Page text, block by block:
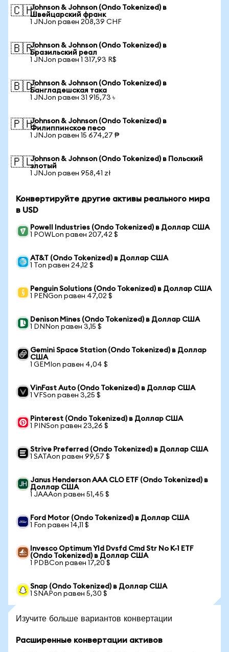
🇨🇭Johnson & Johnson (Ondo Tokenized) в
Швейцарский франк
1 JNJon равен 208,39 CHF
🇧🇷Johnson & Johnson (Ondo Tokenized) в
Бразильский реал
1 JNJon равен 1 317,93 R$
🇧🇩Johnson & Johnson (Ondo Tokenized) в
Бангладешская така
1 JNJon равен 31 915,73 ৳
🇵🇭Johnson & Johnson (Ondo Tokenized) в
Филиппинское песо
1 JNJon равен 15 674,27 ₱
🇵🇱Johnson & Johnson (Ondo Tokenized) в Польский
злотый
1 JNJon равен 958,41 zł
Конвертируйте другие активы реального мира
в USD
Powell Industries (Ondo Tokenized) в Доллар США
1 POWLon равен 207,42 $
AT&T (Ondo Tokenized) в Доллар США
1 Ton равен 24,12 $
Penguin Solutions (Ondo Tokenized) в Доллар США
1 PENGon равен 47,02 $
Denison Mines (Ondo Tokenized) в Доллар США
1 DNNon равен 3,15 $
Gemini Space Station (Ondo Tokenized) в Доллар
США
1 GEMIon равен 4,04 $
VinFast Auto (Ondo Tokenized) в Доллар США
1 VFSon равен 3,25 $
Pinterest (Ondo Tokenized) в Доллар США
1 PINSon равен 23,26 $
Strive Preferred (Ondo Tokenized) в Доллар США
1 SATAon равен 99,57 $
Janus Henderson AAA CLO ETF (Ondo Tokenized) в
Доллар США
1 JAAAon равен 51,45 $
Ford Motor (Ondo Tokenized) в Доллар США
1 Fon равен 14,11 $
Invesco Optimum Yld Dvsfd Cmd Str No K-1 ETF
(Ondo Tokenized) в Доллар США
1 PDBCon равен 17,20 $
Snap (Ondo Tokenized) в Доллар США
1 SNAPon равен 5,30 $
Изучите больше вариантов конвертации
Расширенные конвертации активов